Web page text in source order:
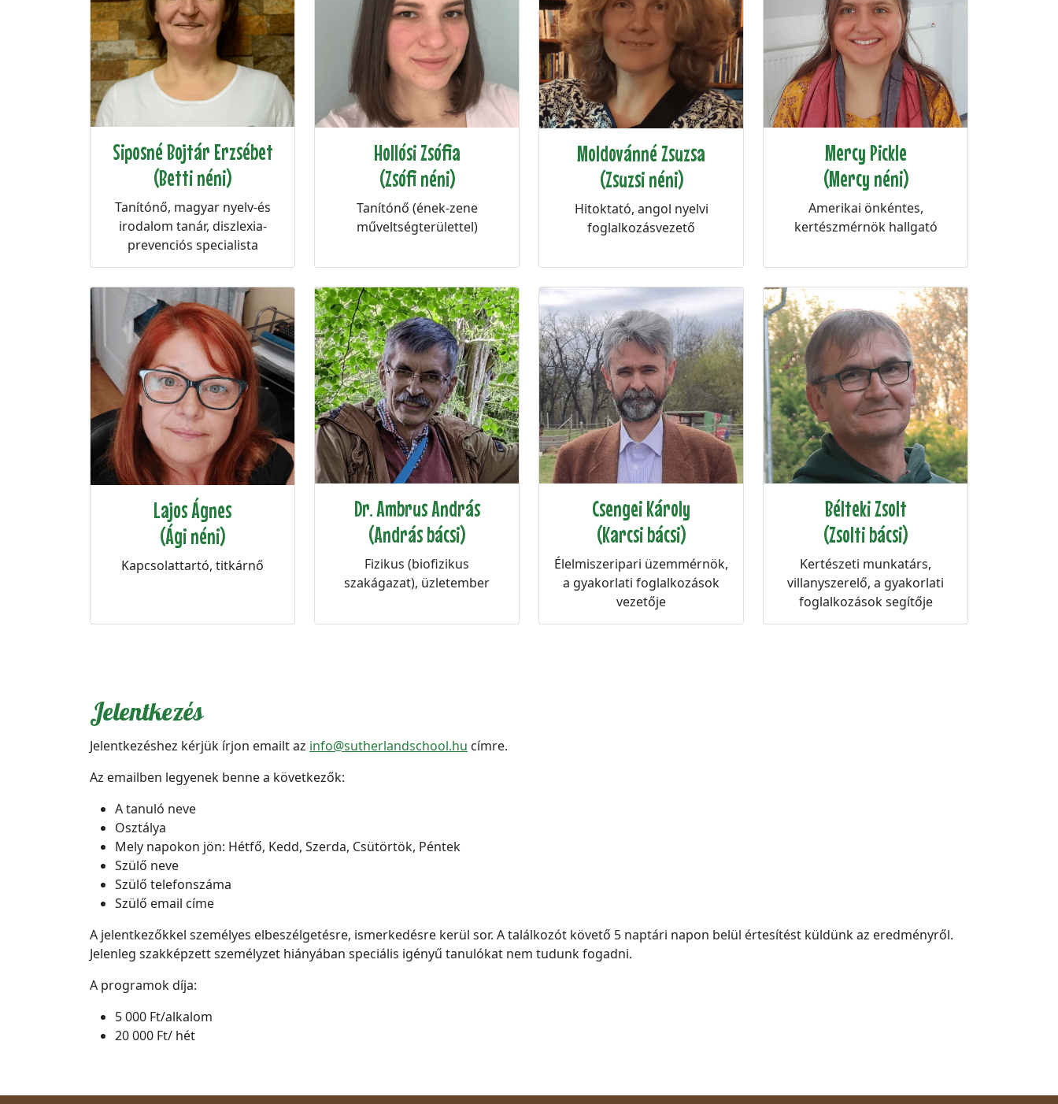
Siposné Bojtár Erzsébet
(Betti néni)
Tanítónő, magyar nyelv-és
irodalom tanár, diszlexia-
prevenciós specialista
Hollósi Zsófia
(Zsófi néni)
Tanítónő (ének-zene
műveltségterülettel)
Moldovánné Zsuzsa
(Zsuzsi néni)
Hitoktató, angol nyelvi
foglalkozásvezető
Mercy Pickle
(Mercy néni)
Amerikai önkéntes,
kertészmérnök hallgató
Lajos Ágnes
(Ági néni)
Kapcsolattartó, titkárnő
Dr. Ambrus András
(András bácsi)
Fizikus (biofizikus
szakágazat), üzletember
Csengei Károly
(Karcsi bácsi)
Élelmiszeripari üzemmérnök,
a gyakorlati foglalkozások
vezetője
Bélteki Zsolt
(Zsolti bácsi)
Kertészeti munkatárs,
villanyszerelő, a gyakorlati
foglalkozások segítője
Jelentkezés
Jelentkezéshez kérjük írjon emailt az info@sutherlandschool.hu címre.
Az emailben legyenek benne a következők:
A tanuló neve
Osztálya
Mely napokon jön: Hétfő, Kedd, Szerda, Csütörtök, Péntek
Szülő neve
Szülő telefonszáma
Szülő email címe
A jelentkezőkkel személyes elbeszélgetésre, ismerkedésre kerül sor. A találkozót követő 5 naptári napon belül értesítést küldünk az eredményről.
Jelenleg szakképzett személyzet hiányában speciális igényű tanulókat nem tudunk fogadni.
A programok díja:
5 000 Ft/alkalom
20 000 Ft/ hét